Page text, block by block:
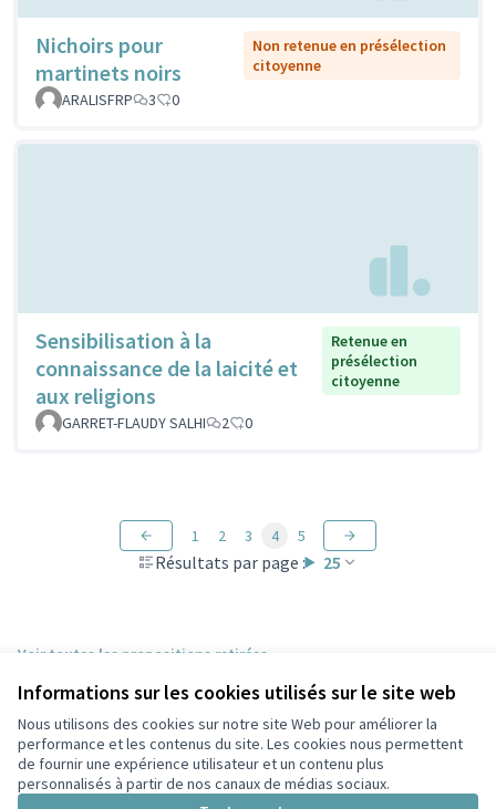
Informations sur les cookies utilisés sur le site web
Nous utilisons des cookies sur notre site Web pour améliorer la
performance et les contenus du site. Les cookies nous permettent
de fournir une expérience utilisateur et un contenu plus
personnalisés à partir de nos canaux de médias sociaux.
Nichoirs pour
martinets noirs
Non retenue en présélection
citoyenne
ARALISFRP
3 0
Sensibilisation à la
connaissance de la laicité et
aux religions
Retenue en
présélection
citoyenne
GARRET-FLAUDY SALHI 2 0
Résultats par page : 25
1 2 3 4 5
Voir toutes les propositions retirées
Conditions d'utilisation
Paramètres des cookies
Participez Villeurbanne sur X
(Lien externe)
Participez Villeurbanne sur Facebook
Participez Villeurbanne sur Instagram
Participez Villeurbanne sur YouTube
(Lien externe)